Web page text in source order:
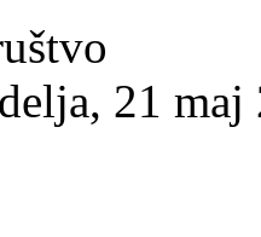
21 maj